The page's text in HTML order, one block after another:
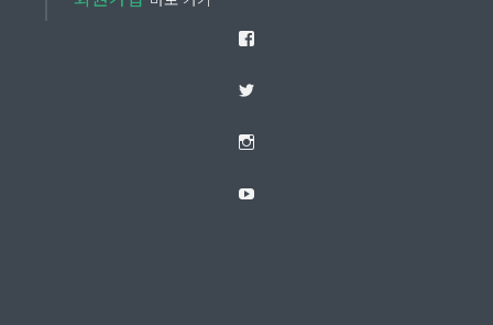
Facebook
Twitter
Instagram
YouTube